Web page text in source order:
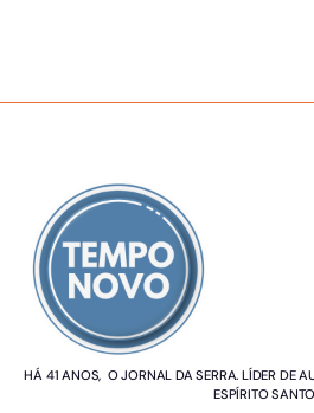
HÁ 41 ANOS, O JORNAL DA SERRA. LÍDER DE
ESPÍRITO